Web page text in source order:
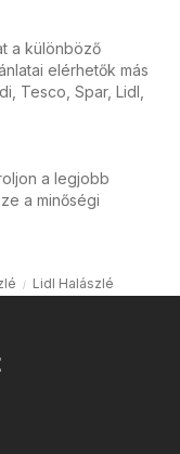
a különböző
elérhetők más
Tesco, Spar, Lidl,
a legjobb
a minőségi
Lidl Halászlé